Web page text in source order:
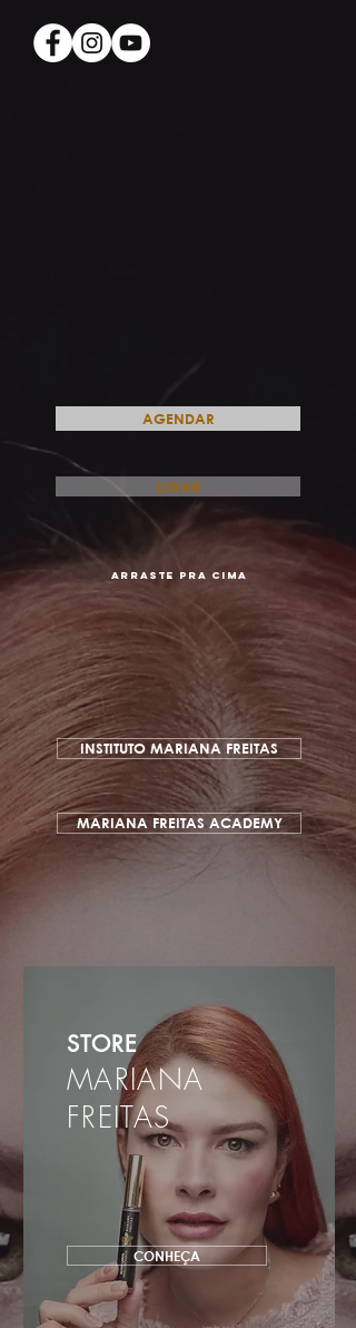
AGENDAR
arraste pra cima
LIGAR
INSTITUTO MARIANA FREITAS
MARIANA FREITAS ACADEMY
STORE
MARIANA
FREITAS
CONHEÇA